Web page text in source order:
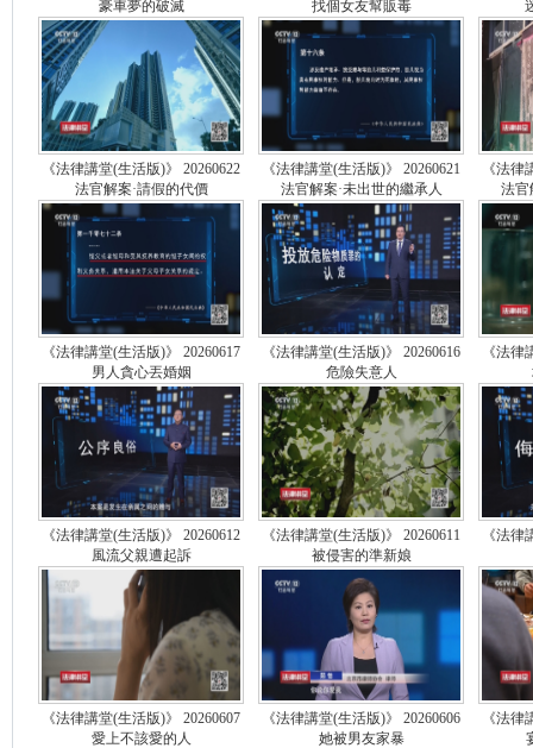
豪車夢的破滅
找個女友幫販毒
《法律講堂(生活版)》 20260622
法官解案·請假的代價
《法律講堂(生活版)》 20260621
法官解案·未出世的繼承人
《法
法官
《法律講堂(生活版)》 20260617
男人貪心丟婚姻
《法律講堂(生活版)》 20260616
危險失意人
《法
《法律講堂(生活版)》 20260612
風流父親遭起訴
《法律講堂(生活版)》 20260611
被侵害的準新娘
《法
《法律講堂(生活版)》 20260607
愛上不該愛的人
《法律講堂(生活版)》 20260606
她被男友家暴
《法